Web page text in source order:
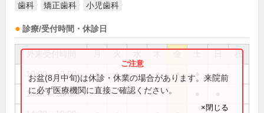
歯科 矯正歯科 小児歯科
診療/受付時間・休診日
祝
10:00～13:00 ● ● ● ● ●
14:30～18:00
お盆(8月中旬)は休診・休業の場合があります。来院前
に必ず医療機関に直接ご確認ください。
×閉じる